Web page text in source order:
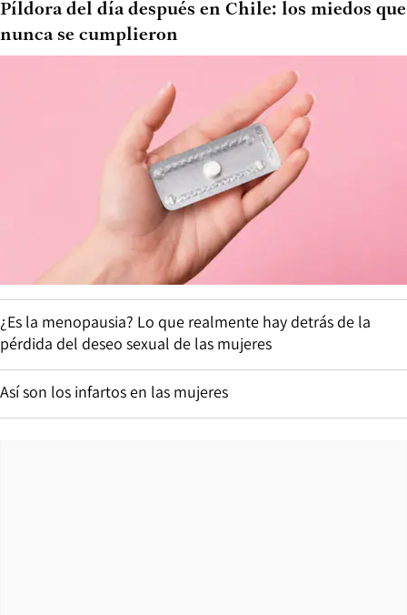
Píldora del día después en Chile: los miedos que
nunca se cumplieron
¿Es la menopausia? Lo que realmente hay detrás de la
pérdida del deseo sexual de las mujeres
Así son los infartos en las mujeres